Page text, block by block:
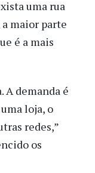
uma rua
a maior parte
é a mais
A demanda é
loja, o
redes,”
os